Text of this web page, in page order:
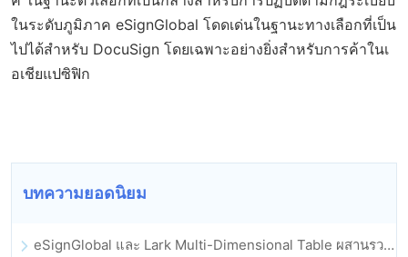
ในระดับภูมิภาค eSignGlobal โดดเด่นในฐานะทางเลือกที่เป็น
ไปได้สำหรับ DocuSign โดยเฉพาะอย่างยิ่งสำหรับการค้าในเ
อเชียแปซิฟิก
บทความยอดนิยม
eSignGlobal และ Lark Multi-Dimensional Table ผสานรวมกันอย่างเป็นทางการ: การลงนามและการเก็บถาวรสัญญาอิเล็กทรอนิกส์แบบอัตโนมัติเต็มรูปแบบ